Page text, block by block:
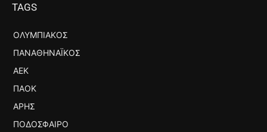
TAGS
ΟΛΥΜΠΙΑΚΌΣ
ΠΑΝΑΘΗΝΑΪΚΌΣ
ΑΕΚ
ΠΑΟΚ
ΆΡΗΣ
ΠΟΔΌΣΦΑΙΡΟ